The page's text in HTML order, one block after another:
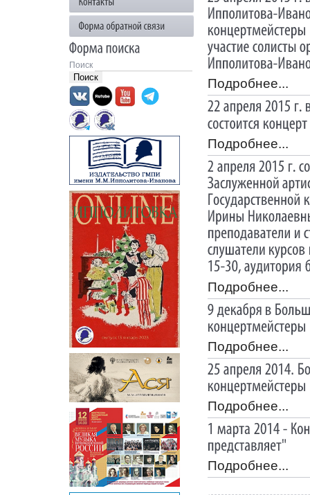
Поиск
Подробнее...
Подробнее...
Подробнее...
Подробнее...
Подробнее...
Подробнее...